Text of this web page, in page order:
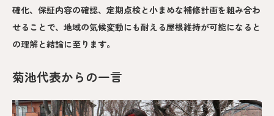
確化、保証内容の確認、定期点検と小まめな補修計画を組み合わ
せることで、地域の気候変動にも耐える屋根維持が可能になると
の理解と結論に至ります。
菊池代表からの一言